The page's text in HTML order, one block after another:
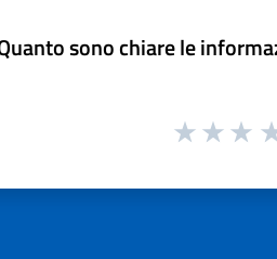
sono chiare le